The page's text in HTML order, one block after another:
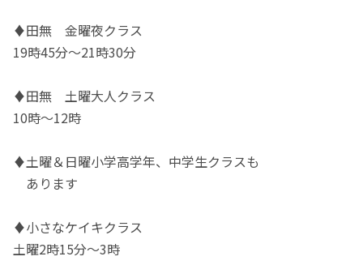
♦️田無 金曜夜クラス
19時45分〜21時30分
♦️田無 土曜大人クラス
10時〜12時
♦️土曜＆日曜小学高学年、中学生クラスも
あります
♦️小さなケイキクラス
土曜2時15分〜3時